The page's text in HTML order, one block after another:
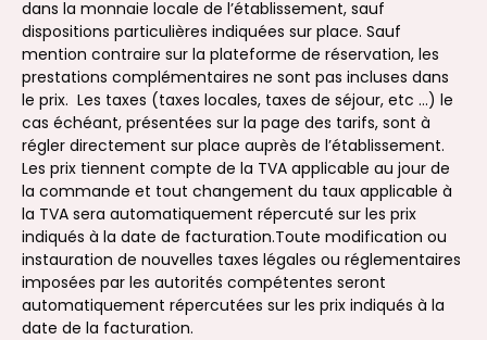
dans la monnaie locale de l’établissement, sauf
dispositions particulières indiquées sur place. Sauf
mention contraire sur la plateforme de réservation, les
prestations complémentaires ne sont pas incluses dans
le prix. Les taxes (taxes locales, taxes de séjour, etc …) le
cas échéant, présentées sur la page des tarifs, sont à
régler directement sur place auprès de l’établissement.
Les prix tiennent compte de la TVA applicable au jour de
la commande et tout changement du taux applicable à
la TVA sera automatiquement répercuté sur les prix
indiqués à la date de facturation.Toute modification ou
instauration de nouvelles taxes légales ou réglementaires
imposées par les autorités compétentes seront
automatiquement répercutées sur les prix indiqués à la
date de la facturation.